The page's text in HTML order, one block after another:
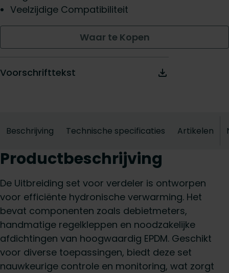
Veelzijdige Compatibiliteit
Waar te Kopen
Voorschrifttekst
Beschrijving Technische specificaties Artikelen
Productbeschrijving
De Uitbreiding set voor verdeler is ontworpen
voor efficiënte hydronische verwarming. Het
bevat componenten zoals debietmeters,
handmatige regelkleppen en noodzakelijke
afdichtingen van hoogwaardig EPDM. Geschikt
voor diverse toepassingen, biedt deze set
nauwkeurige controle en monitoring, wat zorgt